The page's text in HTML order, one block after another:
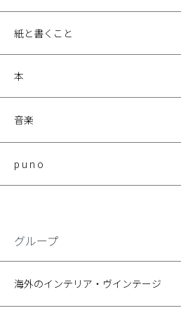
紙と書くこと
本
音楽
p u n o
グループ
海外のインテリア・ヴインテージ